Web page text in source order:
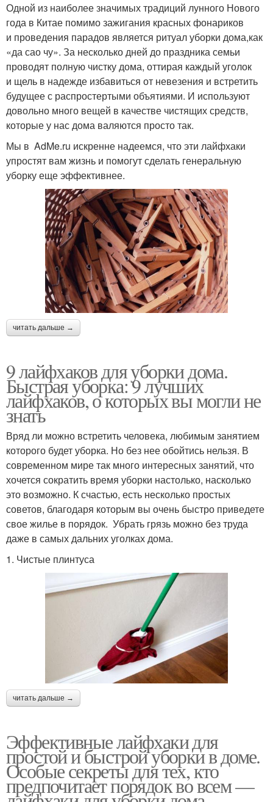
Одной из наиболее значимых традиций лунного Нового
года в Китае помимо зажигания красных фонариков
и проведения парадов является ритуал уборки дома,как
«да сао чу». За несколько дней до праздника семьи
проводят полную чистку дома, оттирая каждый уголок
и щель в надежде избавиться от невезения и встретить
будущее с распростертыми объятиями. И используют
довольно много вещей в качестве чистящих средств,
которые у нас дома валяются просто так.
Мы в AdMe.ru искренне надеемся, что эти лайфхаки
упростят вам жизнь и помогут сделать генеральную
уборку еще эффективнее.
читать дальше →
9 лайфхаков для уборки дома.
Быстрая уборка: 9 лучших
лайфхаков, о которых вы могли не
знать
Вряд ли можно встретить человека, любимым занятием
которого будет уборка. Но без нее обойтись нельзя. В
современном мире так много интересных занятий, что
хочется сократить время уборки настолько, насколько
это возможно. К счастью, есть несколько простых
советов, благодаря которым вы очень быстро приведете
свое жилье в порядок. Убрать грязь можно без труда
даже в самых дальних уголках дома.
1. Чистые плинтуса
читать дальше →
Эффективные лайфхаки для
простой и быстрой уборки в доме.
Особые секреты для тех, кто
предпочитает порядок во всем —